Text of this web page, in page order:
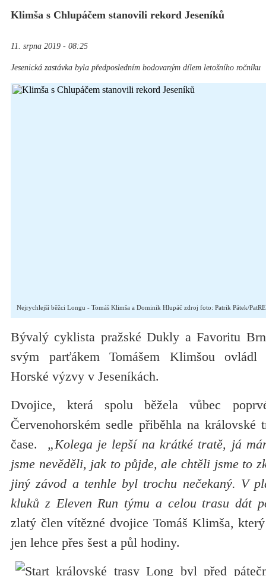
Klimša s Chlupáčem stanovili rekord Jeseníků
11. srpna 2019 - 08:25
Jesenická zastávka byla předposledním bodovaným dílem letošního ročníku
Nejrychlejší běžci Longu - Tomáš Klimša a Dominik Hlupáč zdroj foto: Patrik Pátek/
Bývalý cyklista pražské Dukly a Favoritu
svým parťákem Tomášem Klimšou ovládl
Horské výzvy v Jeseníkách.
Dvojice, která spolu běžela vůbec
Červenohorském sedle přiběhla na královské
čase.
„Kolega je lepší na krátké tratě, já
jsme nevěděli, jak to půjde, ale chtěli jsme to
jiný závod a tenhle byl trochu nečekaný. V
kluků z Eleven Run týmu a celou trasu dát
zlatý člen vítězné dvojice Tomáš Klimša,
jen lehce přes šest a půl hodiny.